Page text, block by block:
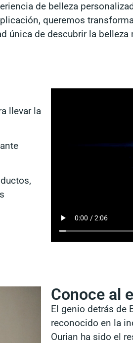
de belleza
queremos
única de descubrir la
llevar la
Conoce al
El genio detrás de
reconocido en la
Ourian ha sido el